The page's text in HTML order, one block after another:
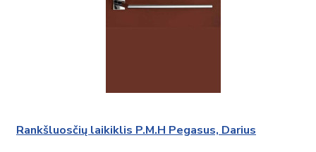
Rankšluosčių laikiklis P.M.H Pegasus, Darius